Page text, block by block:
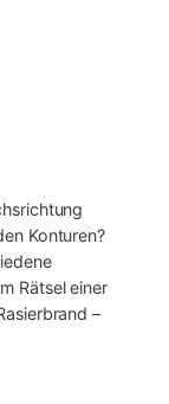
Konturen?
Rätsel einer
–